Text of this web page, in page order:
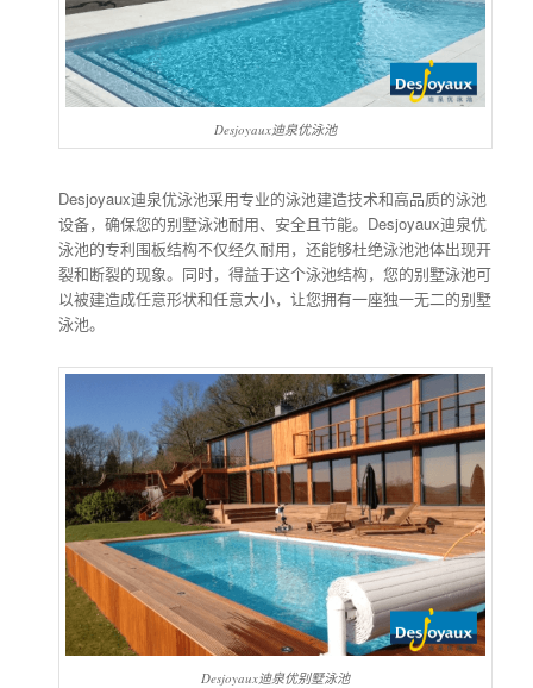
Desjoyaux迪泉优泳池
Desjoyaux迪泉优泳池采用专业的泳池建造技术和高品质的泳池
设备，确保您的别墅泳池耐用、安全且节能。Desjoyaux迪泉优
泳池的专利围板结构不仅经久耐用，还能够杜绝泳池池体出现开
裂和断裂的现象。同时，得益于这个泳池结构，您的别墅泳池可
以被建造成任意形状和任意大小，让您拥有一座独一无二的别墅
泳池。
Desjoyaux迪泉优别墅泳池